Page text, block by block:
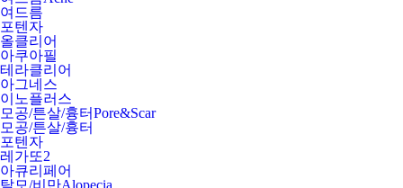
여드름
포텐자
올클리어
아쿠아필
테라클리어
아그네스
이노플러스
모공/튼살/흉터Pore&Scar
모공/튼살/흉터
포텐자
레가또2
아큐리페어
탈모/비만Alopecia